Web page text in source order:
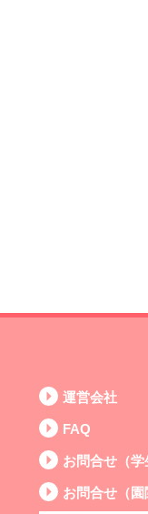
運営会社
FAQ
お問合せ（
お問合せ（